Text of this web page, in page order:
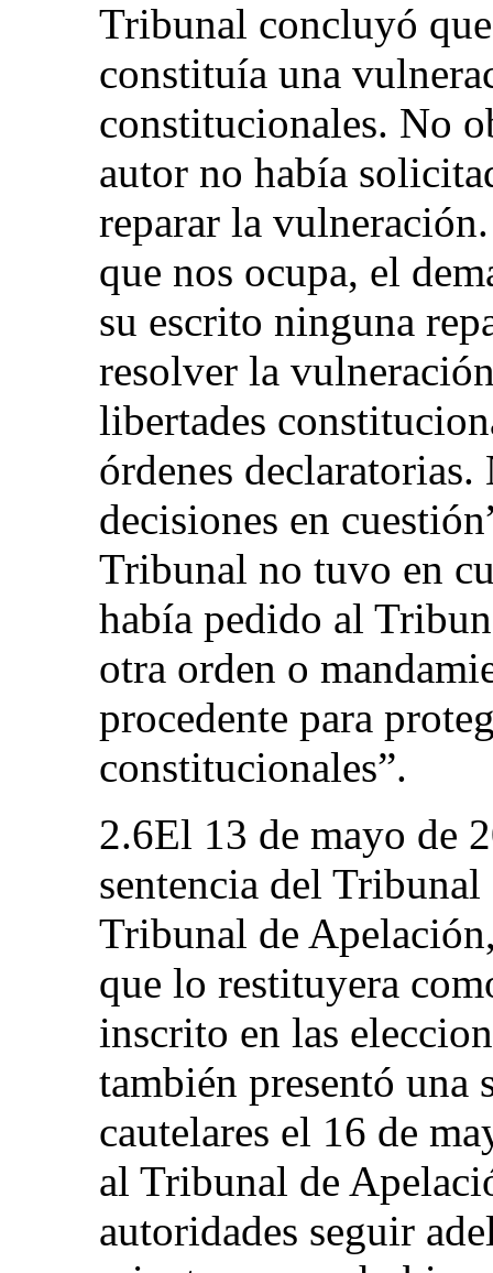
Tribunal concluyó
constituía una
constitucionales. No
autor no había
reparar la
que nos ocupa, el
su escrito ninguna
resolver la
libertades
órdenes
decisiones en
Tribunal no tuvo en
había pedido al
otra orden o
procedente para
constitucionales”.
2.6El 13 de mayo de
sentencia del
Tribunal de
que lo restituyera
inscrito en las
también presentó una
cautelares el 16 de
al Tribunal de
autoridades seguir